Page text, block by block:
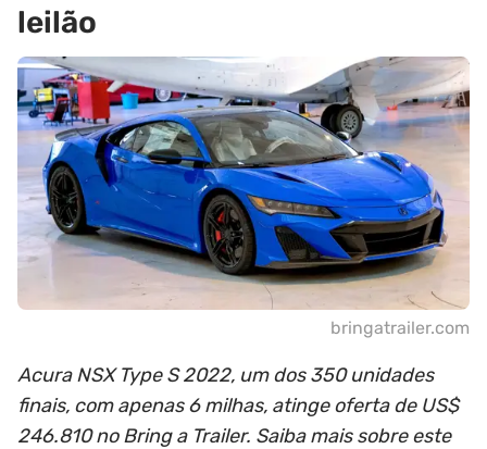
leilão
bringatrailer.com
Acura NSX Type S 2022, um dos 350 unidades
finais, com apenas 6 milhas, atinge oferta de US$
246.810 no Bring a Trailer. Saiba mais sobre este